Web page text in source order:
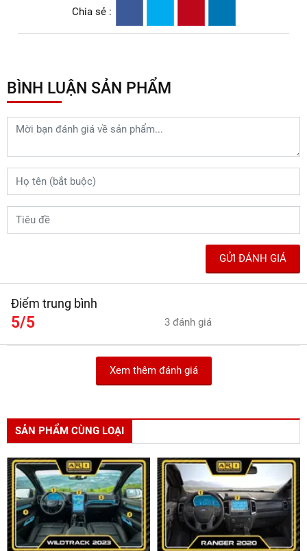
Chia sẻ :
BÌNH LUẬN SẢN PHẨM
GỬI ĐÁNH GIÁ
Điểm trung bình
5/5 3 đánh giá
Xem thêm đánh giá
SẢN PHẨM CÙNG LOẠI